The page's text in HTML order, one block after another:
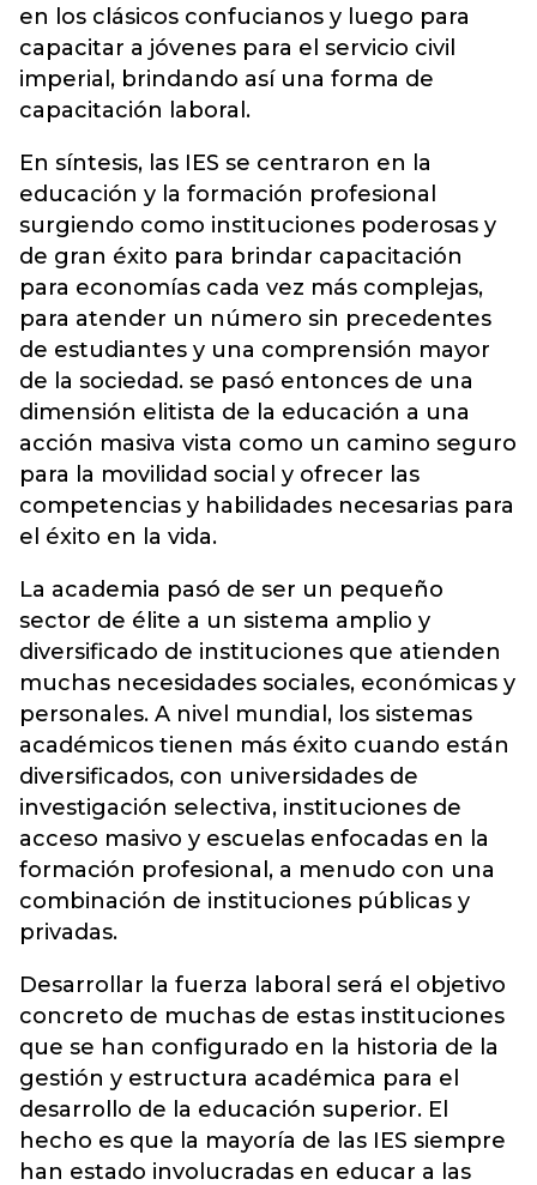
en los clásicos confucianos y luego para
capacitar a jóvenes para el servicio civil
imperial, brindando así una forma de
capacitación laboral.
En síntesis, las IES se centraron en la
educación y la formación profesional
surgiendo como instituciones poderosas y
de gran éxito para brindar capacitación
para economías cada vez más complejas,
para atender un número sin precedentes
de estudiantes y una comprensión mayor
de la sociedad. se pasó entonces de una
dimensión elitista de la educación a una
acción masiva vista como un camino seguro
para la movilidad social y ofrecer las
competencias y habilidades necesarias para
el éxito en la vida.
La academia pasó de ser un pequeño
sector de élite a un sistema amplio y
diversificado de instituciones que atienden
muchas necesidades sociales, económicas y
personales. A nivel mundial, los sistemas
académicos tienen más éxito cuando están
diversificados, con universidades de
investigación selectiva, instituciones de
acceso masivo y escuelas enfocadas en la
formación profesional, a menudo con una
combinación de instituciones públicas y
privadas.
Desarrollar la fuerza laboral será el objetivo
concreto de muchas de estas instituciones
que se han configurado en la historia de la
gestión y estructura académica para el
desarrollo de la educación superior. El
hecho es que la mayoría de las IES siempre
han estado involucradas en educar a las